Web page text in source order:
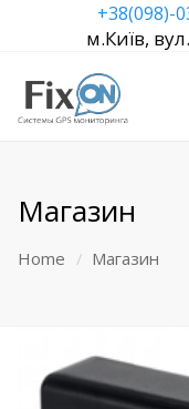
+38(098)-
м.Київ,
Магазин
Home Магазин